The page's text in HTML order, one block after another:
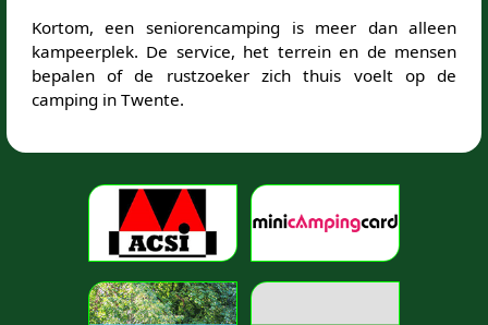
Kortom, een seniorencamping is meer dan alleen
kampeerplek. De service, het terrein en de mensen
bepalen of de rustzoeker zich thuis voelt op de
camping in Twente.